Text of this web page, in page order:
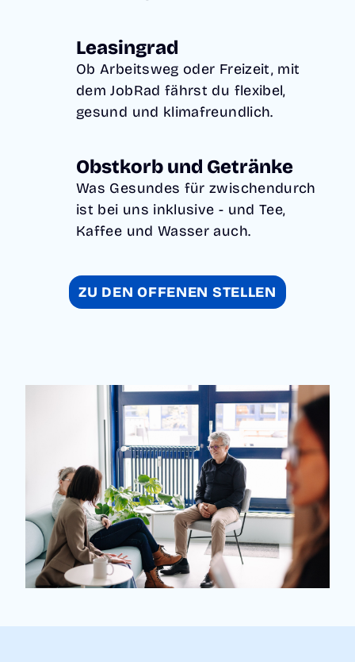
Leasingrad
Ob Arbeitsweg oder Freizeit, mit
dem JobRad fährst du flexibel,
gesund und klimafreundlich.
Obstkorb und Getränke
Was Gesundes für zwischendurch
ist bei uns inklusive - und Tee,
Kaffee und Wasser auch.
ZU DEN OFFENEN STELLEN